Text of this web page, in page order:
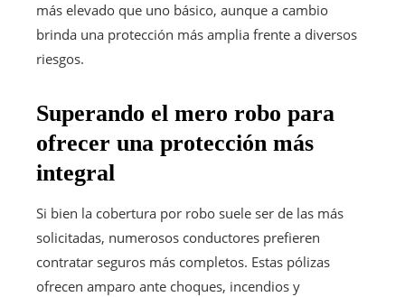
más elevado que uno básico, aunque a cambio
brinda una protección más amplia frente a diversos
riesgos.
Superando el mero robo para
ofrecer una protección más
integral
Si bien la cobertura por robo suele ser de las más
solicitadas, numerosos conductores prefieren
contratar seguros más completos. Estas pólizas
ofrecen amparo ante choques, incendios y